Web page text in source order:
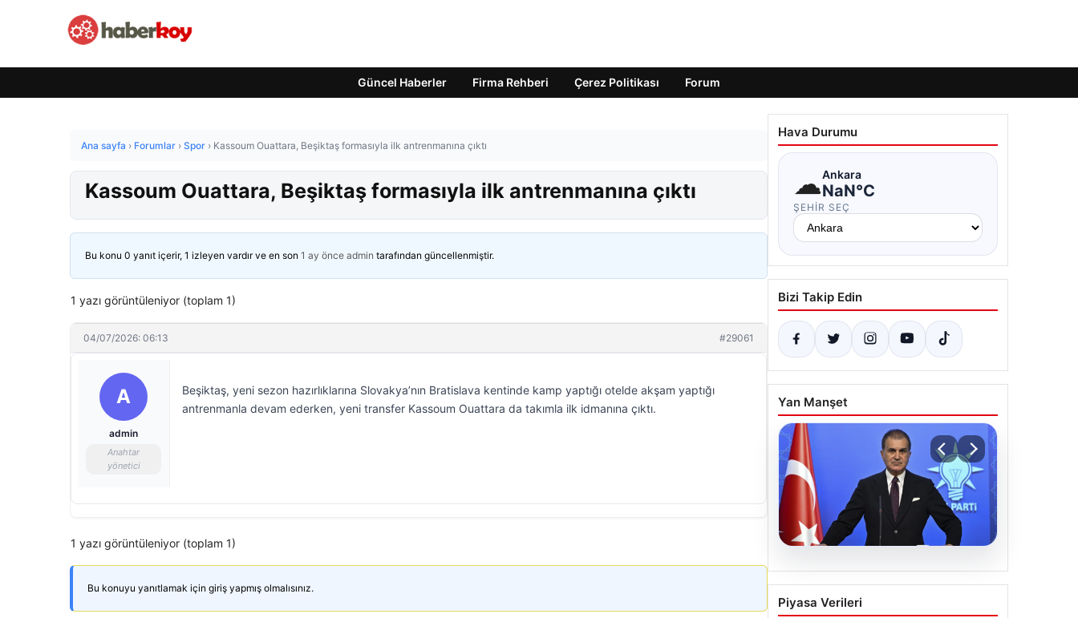
Güncel Haberler Firma Rehberi Çerez Politikası Forum
Ana sayfa › Forumlar › Spor › Kassoum Ouattara, Beşiktaş formasıyla ilk antrenmanına çıktı
Kassoum Ouattara, Beşiktaş formasıyla ilk antrenmanına çıktı
Bu konu 0 yanıt içerir, 1 izleyen vardır ve en son 1 ay önce admin tarafından güncellenmiştir.
1 yazı görüntüleniyor (toplam 1)
04/07/2026: 06:13 #29061
A
admin
Anahtar
yönetici
Beşiktaş, yeni sezon hazırlıklarına Slovakya’nın Bratislava kentinde kamp yaptığı otelde akşam yaptığı
antrenmanla devam ederken, yeni transfer Kassoum Ouattara da takımla ilk idmanına çıktı.
1 yazı görüntüleniyor (toplam 1)
Bu konuyu yanıtlamak için giriş yapmış olmalısınız.
Hava Durumu
☁Ankara
NaN°C
ŞEHIR SEÇ
Bizi Takip Edin
Yan Manşet
Çerçeve yasa teklifi
Meclis’te | AK Parti
Piyasa Verileri